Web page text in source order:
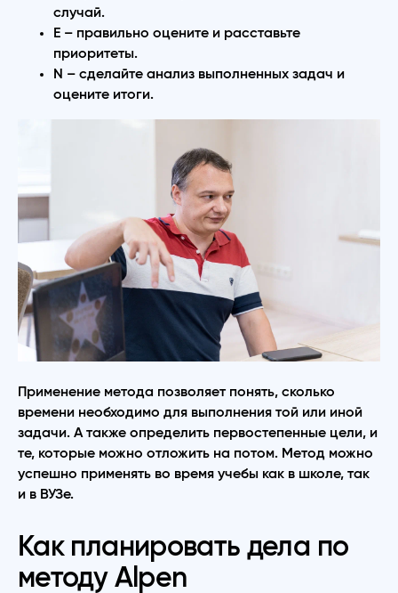
случай.
E – правильно оцените и расставьте
приоритеты.
N – сделайте анализ выполненных задач и
оцените итоги.
Применение метода позволяет понять, сколько
времени необходимо для выполнения той или иной
задачи. А также определить первостепенные цели, и
те, которые можно отложить на потом. Метод можно
успешно применять во время учебы как в школе, так
и в ВУЗе.
Как планировать дела по
методу Alpen